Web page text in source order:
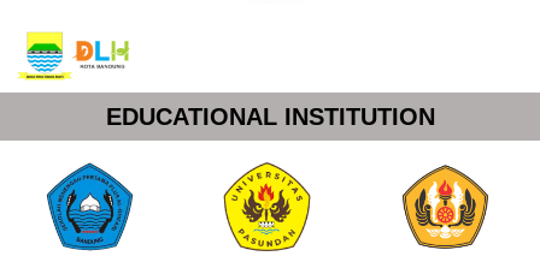
EDUCATIONAL INSTITUTION